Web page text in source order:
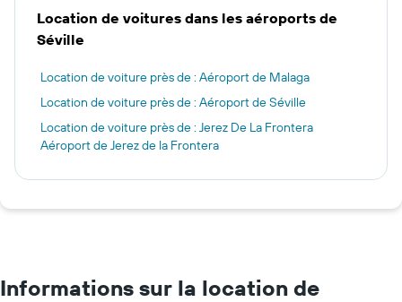
Location de voitures dans les aéroports de
Séville
Location de voiture près de : Aéroport de Malaga
Location de voiture près de : Aéroport de Séville
Location de voiture près de : Jerez De La Frontera
Aéroport de Jerez de la Frontera
Informations sur la location de